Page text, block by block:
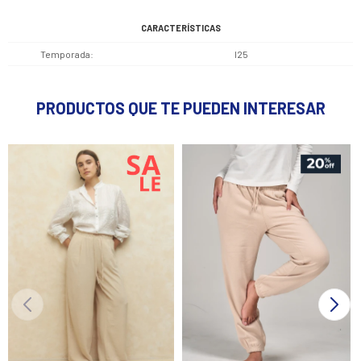
CARACTERÍSTICAS
Temporada I25
PRODUCTOS QUE TE PUEDEN INTERESAR